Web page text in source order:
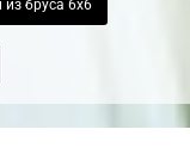
из бруса 6х6